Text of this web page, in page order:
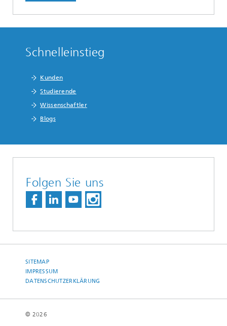
Schnelleinstieg
Kunden
Studierende
Wissenschaftler
Blogs
Folgen Sie uns
SITEMAP
IMPRESSUM
DATENSCHUTZERKLÄRUNG
© 2026